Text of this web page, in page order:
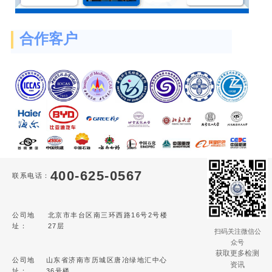
合作客户
联系电话： 400-625-0567
公司地
址：
北京市丰台区南三环西路16号2号楼
27层
公司地
山东省济南市历城区唐冶绿地汇中心
扫码关注微信公
众号
获取更多检测
资讯